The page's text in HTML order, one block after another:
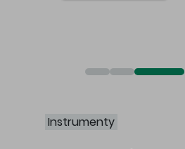
Otwórz rachunek
Otwórz konto IKE/
Świat bez
Instrumenty